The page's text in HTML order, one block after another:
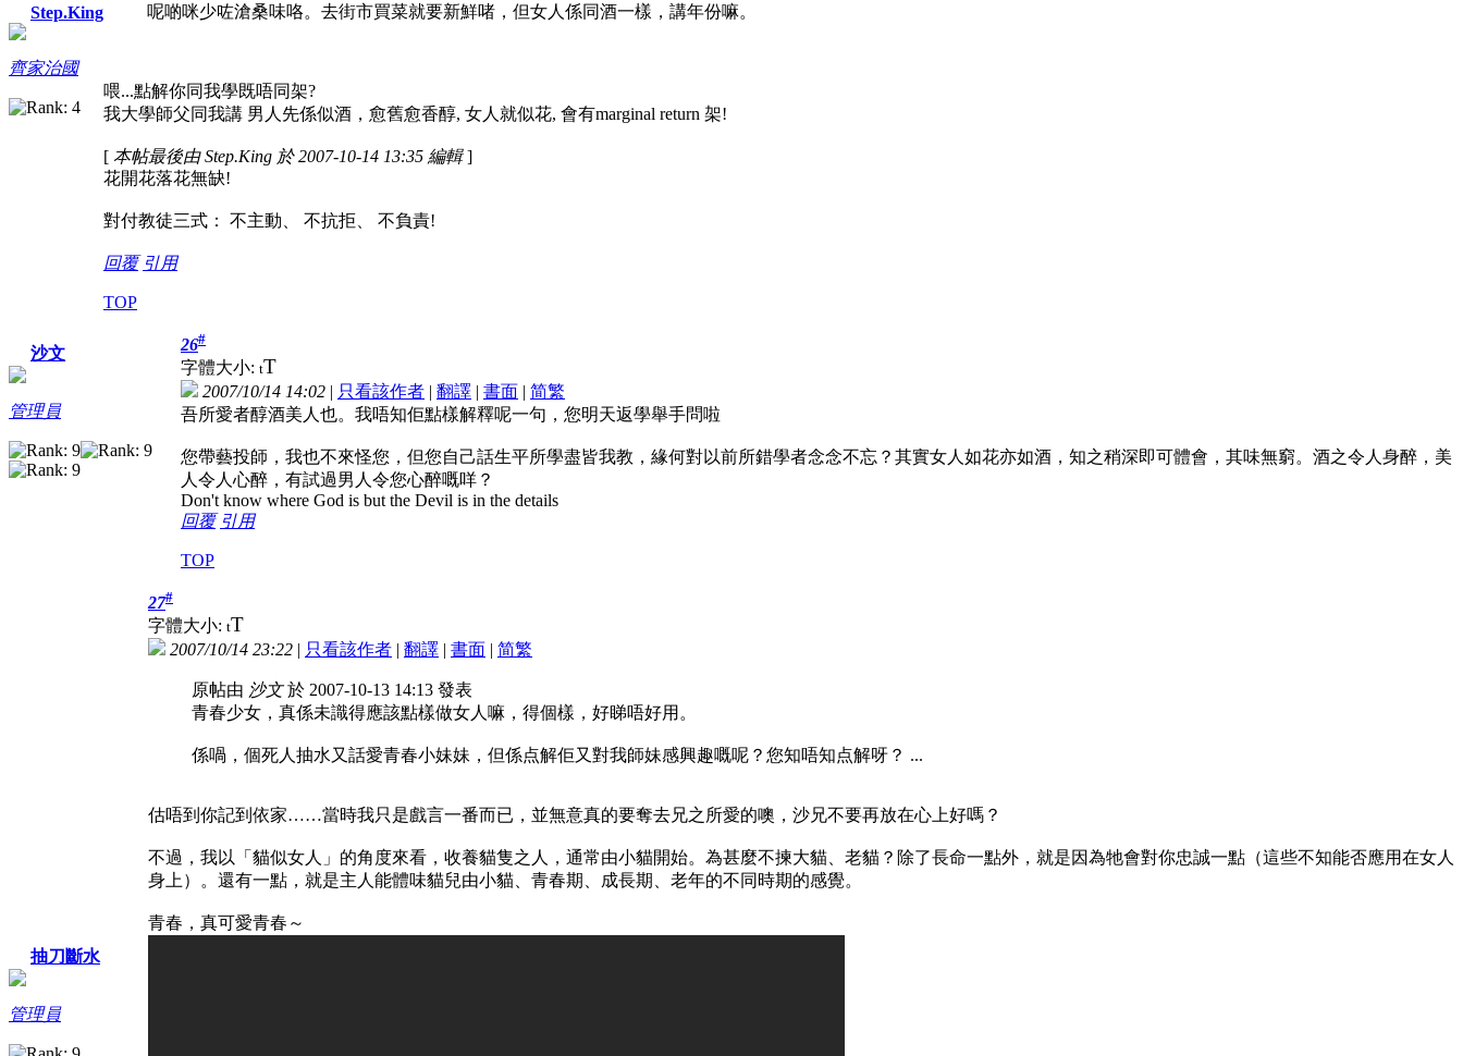
Step.King
齊家治國
呢啲咪少咗滄桑味咯。去街市買菜就要新鮮啫，但女人係同酒一樣，講年份嘛。
喂...點解你同我學既唔同架?
我大學師父同我講 男人先係似酒，愈舊愈香醇, 女人就似花, 會有marginal return 架!
[ 本帖最後由 Step.King 於 2007-10-14 13:35 編輯]
花開花落花無缺!
對付教徒三式： 不主動、 不抗拒、 不負責!
回覆 引用
TOP
沙文
管理員
26#
字體大小: tT
2007/10/14 14:02 | 只看該作者 | 翻譯 | 書面 | 简繁
吾所愛者醇酒美人也。我唔知佢點樣解釋呢一句，您明天返學舉手問啦
您帶藝投師，我也不來怪您，但您自己話生平所學盡皆我教，緣何對以前所錯學者念念不忘？其實女人如花亦如酒，知之稍深即可體會，其味無窮。酒之令人身醉，美
人令人心醉，有試過男人令您心醉嘅咩？
Don't know where God is but the Devil is in the details
回覆 引用
TOP
抽刀斷水
管理員
27#
字體大小: tT
2007/10/14 23:22 | 只看該作者 | 翻譯 | 書面 | 简繁
原帖由 沙文於 2007-10-13 14:13 發表
青春少女，真係未識得應該點樣做女人嘛，得個樣，好睇唔好用。
係喎，個死人抽水又話愛青春小妹妹，但係点解佢又對我師妹感興趣嘅呢？您知唔知点解呀？ ...
估唔到你記到依家……當時我只是戲言一番而已，並無意真的要奪去兄之所愛的噢，沙兄不要再放在心上好嗎？
不過，我以「貓似女人」的角度來看，收養貓隻之人，通常由小貓開始。為甚麼不揀大貓、老貓？除了長命一點外，就是因為牠會對你忠誠一點（這些不知能否應用在女人
身上）。還有一點，就是主人能體味貓兒由小貓、青春期、成長期、老年的不同時期的感覺。
青春，真可愛青春～